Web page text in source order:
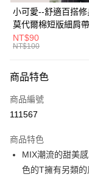
悠遊付
Google Pay
全盈+PAY
大哥付你分期
【大哥付你分期使用說
1.本服務由台灣大哥大
流程，驗證手機門號
成交易。
3.實際核准額度、可
4.訂單成立30分鐘內
AFTEE先享後付
【關於「AFTEE先享後
AFTEE先享後付是「
便利好安心！
１．簡單：不需註冊
ATM付款
小可愛--舒適百搭修
莫代爾棉短版細肩帶
色背心(白.黑.灰L-
U582眼圈熊中大尺碼
NT$90
NT$100
商品特色
商品編號
111567
商品特色
MIX潮流的甜美
色的T擁有另類的